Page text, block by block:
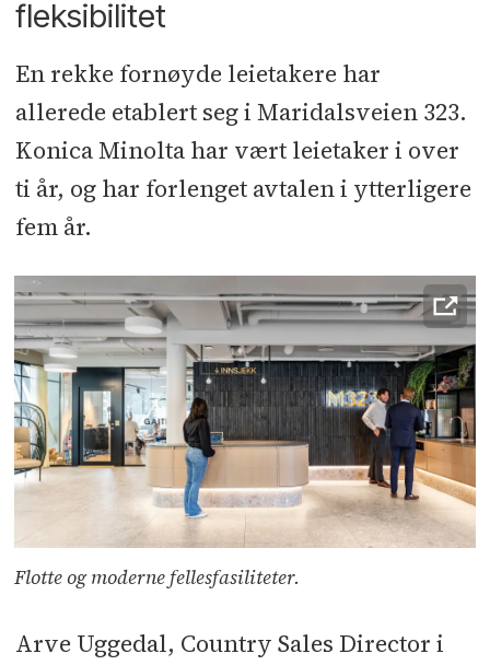
Flotte og moderne fellesarealer med
møteromfasiliteter innbyr til trivsel
og samhandling. Store glassflater gir
godt lysinnslipp og skaper positive
arbeidsdager for de som jobber her.
en distribusjonskanal for betalt
fleksibilitet
En rekke fornøyde leietakere har
allerede etablert seg i Maridalsveien 323.
Konica Minolta har vært leietaker i over
ti år, og har forlenget avtalen i ytterligere
fem år.
Flotte og moderne fellesfasiliteter.
Arve Uggedal, Country Sales Director i